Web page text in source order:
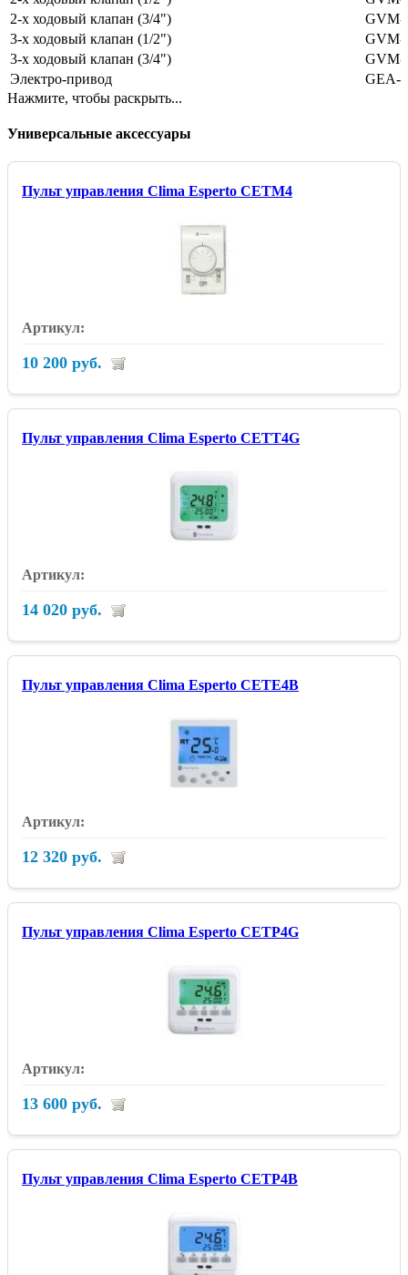
2-х ходовый клапан (3/4")
GVM-
3-х ходовый клапан (1/2")
GVM-
3-х ходовый клапан (3/4")
GVM-
Электро-привод
GEA-
Нажмите, чтобы раскрыть...
Универсальные аксессуары
Пульт управления Clima Esperto CETM4
10 200 руб.
Пульт управления Clima Esperto CETT4G
14 020 руб.
Пульт управления Clima Esperto CETE4B
12 320 руб.
Пульт управления Clima Esperto CETP4G
13 600 руб.
Пульт управления Clima Esperto CETP4B